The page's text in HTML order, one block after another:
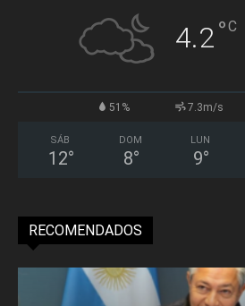
4.2°C
51% 7.3m/s
SÁB
12°
DOM
8°
LUN
9°
RECOMENDADOS